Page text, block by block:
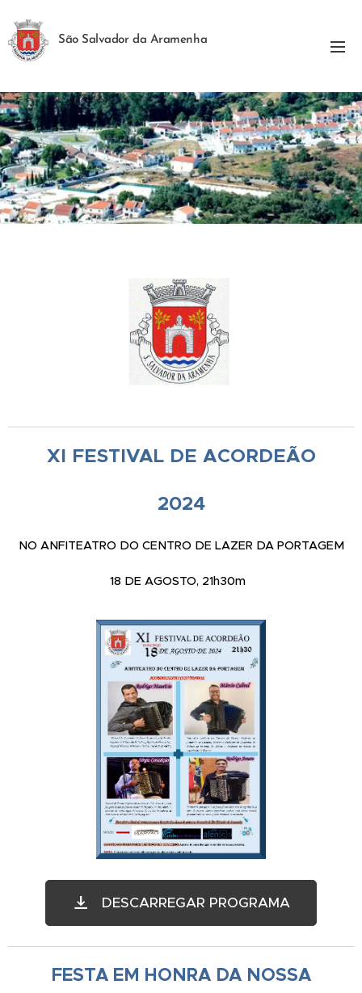
São Salvador da Aramenha
XI FESTIVAL DE ACORDEÃO
2024
NO ANFITEATRO DO CENTRO DE LAZER DA PORTAGEM
18 DE AGOSTO, 21h30m
DESCARREGAR PROGRAMA
FESTA EM HONRA DA NOSSA